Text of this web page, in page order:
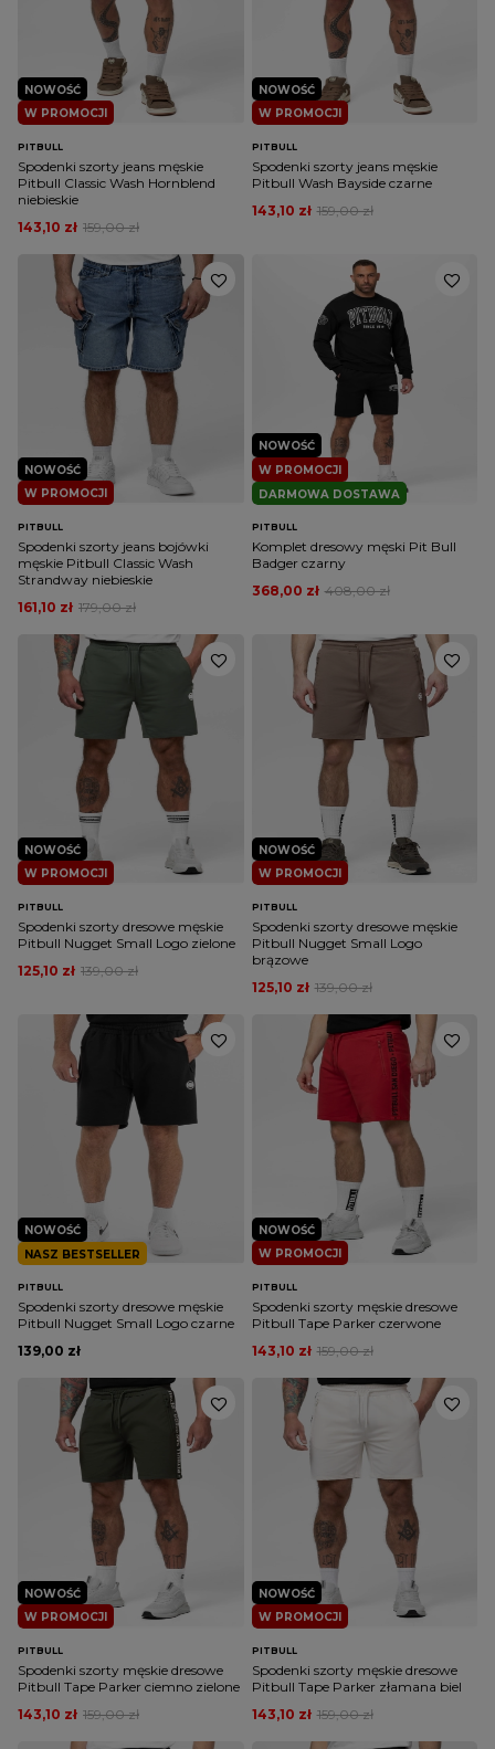
W PROMOCJI
NOWOŚĆ
PITBULL
Spodenki szorty jeans męskie
Pitbull Classic Wash Hornblend
niebieskie
159,00 zł
143,10 zł
W PROMOCJI
NOWOŚĆ
PITBULL
Spodenki szorty jeans męskie
Pitbull Wash Bayside czarne
159,00 zł
143,10 zł
W PROMOCJI
NOWOŚĆ
PITBULL
Spodenki szorty jeans bojówki
męskie Pitbull Classic Wash
Strandway niebieskie
179,00 zł
161,10 zł
W PROMOCJI
NOWOŚĆ
DARMOWA DOSTAWA
PITBULL
Komplet dresowy męski Pit Bull
Badger czarny
408,00 zł
368,00 zł
W PROMOCJI
NOWOŚĆ
PITBULL
Spodenki szorty dresowe męskie
Pitbull Nugget Small Logo zielone
139,00 zł
125,10 zł
W PROMOCJI
NOWOŚĆ
PITBULL
Spodenki szorty dresowe męskie
Pitbull Nugget Small Logo
brązowe
139,00 zł
125,10 zł
NOWOŚĆ
NASZ BESTSELLER
PITBULL
Spodenki szorty dresowe męskie
Pitbull Nugget Small Logo czarne
139,00 zł
W PROMOCJI
NOWOŚĆ
PITBULL
Spodenki szorty męskie dresowe
Pitbull Tape Parker czerwone
159,00 zł
143,10 zł
W PROMOCJI
NOWOŚĆ
PITBULL
Spodenki szorty męskie dresowe
Pitbull Tape Parker ciemno zielone
159,00 zł
143,10 zł
W PROMOCJI
NOWOŚĆ
PITBULL
Spodenki szorty męskie dresowe
Pitbull Tape Parker złamana biel
159,00 zł
143,10 zł